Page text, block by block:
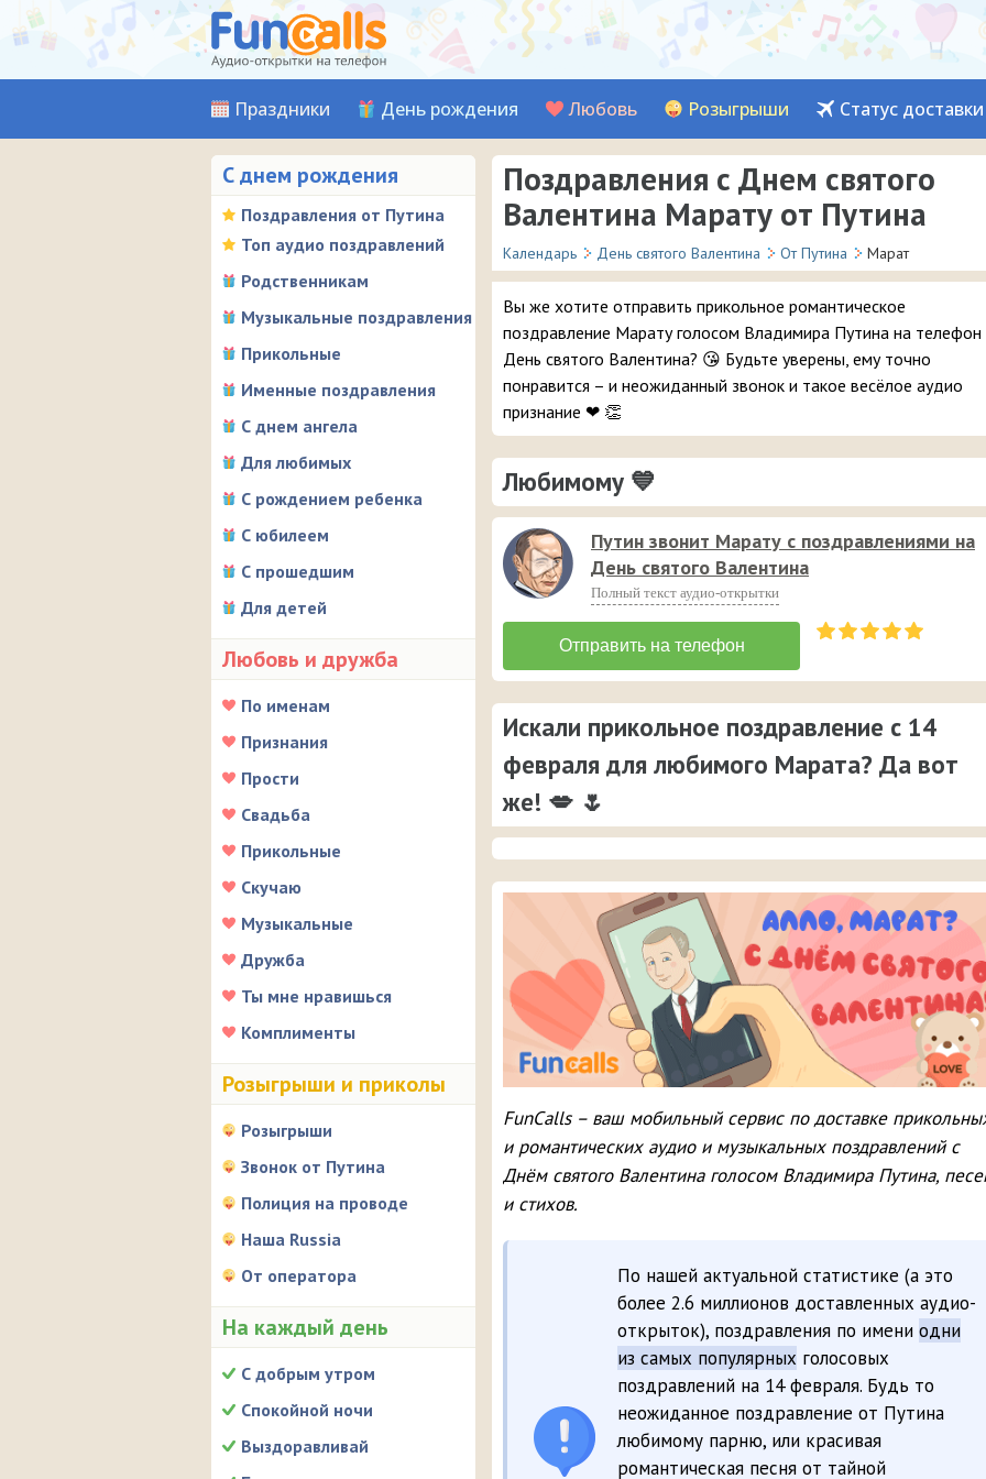
Праздники День рождения Любовь Розыгрыши Статус доставки
С днем рождения
Поздравления от Путина
Топ аудио поздравлений
Родственникам
Музыкальные поздравления
Прикольные
Именные поздравления
С днем ангела
Для любимых
С рождением ребенка
С юбилеем
С прошедшим
Для детей
Любовь и дружба
По именам
Признания
Прости
Свадьба
Прикольные
Скучаю
Музыкальные
Дружба
Ты мне нравишься
Комплименты
Розыгрыши и приколы
Розыгрыши
Звонок от Путина
Полиция на проводе
Наша Russia
От оператора
На каждый день
С добрым утром
Спокойной ночи
Выздоравливай
Поздравления с Днем святого
Валентина Марату от Путина
Календарь День святого Валентина От Путина Марат
Вы же хотите отправить прикольное романтическое
поздравление Марату голосом Владимира Путина на телефон
День святого Валентина? 😘 Будьте уверены, ему точно
понравится – и неожиданный звонок и такое весёлое аудио
признание ❤ 👏
Любимому 💙
Путин звонит Марату с поздравлениями на
День святого Валентина
Полный текст аудио-открытки
Искали прикольное поздравление с 14
февраля для любимого Марата? Да вот
же! 💋 🌷
FunCalls – ваш мобильный сервис по доставке
и романтических аудио и музыкальных поздравлений с
Днём святого Валентина голосом Владимира Путина,
и стихов.
По нашей актуальной статистике (а это
более 2.6 миллионов доставленных аудио-
открыток), поздравления по имени одни
из самых популярных голосовых
поздравлений на 14 февраля. Будь то
неожиданное поздравление от Путина
любимому парню, или красивая
романтическая песня от тайной